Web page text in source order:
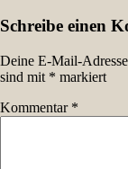
Schreibe einen
Deine E-Mail-
sind mit * markiert
Kommentar *